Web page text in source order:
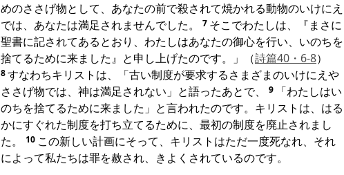
めのささげ物として、あなたの前で殺されて焼かれる動物のいけにえ
では、あなたは満足されませんでした。
7 そこでわたしは、『まさに
聖書に記されてあるとおり、わたしはあなたの御心を行い、いのちを
捨てるために来ました』と申し上げたのです。」
（詩篇40・6-8）
8すなわちキリストは、「古い制度が要求するさまざまのいけにえや
ささげ物では、神は満足されない」と語ったあとで、
9
「わたしはい
のちを捨てるために来ました」と言われたのです。キリストは、はる
かにすぐれた制度を打ち立てるために、最初の制度を廃止されまし
た。
10 この新しい計画にそって、キリストはただ一度死なれ、それ
によって私たちは罪を赦され、きよくされているのです。